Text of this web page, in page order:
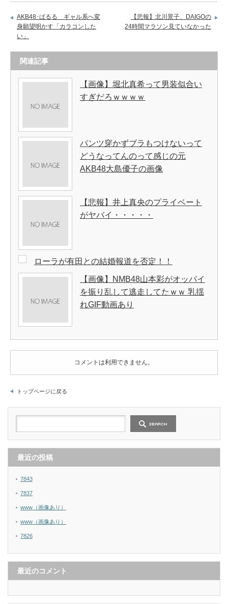
AKB48･ぱるる ギャル系へ変
身願望明かす「カラコンした
い」
【悲報】北川景子、DAIGOの
24時間マラソン見ていなかった
関連記事
【画像】堀北真希って男装似合い
すぎだろｗｗｗｗ
パンツ穿かずブラもつけないって
どうなってんのって感じの元
AKB48大島優子の画像
【悲報】井上真央のプライベート
がヤバイ・・・・・
ローラが有田との結婚報道を否定！！
【画像】NMB48山本彩がオッパイ
を振り乱して逃走してたｗｗ 乳揺
れGIF動画あり
コメントは利用できません。
トップページに戻る
最近の投稿
7843
7837
www（画像あり）
www（画像あり）
7826
最近のコメント